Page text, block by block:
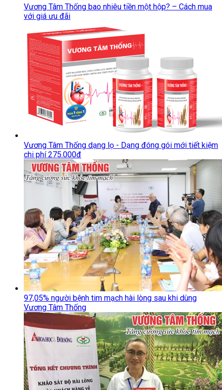
Vương Tâm Thống bao nhiêu tiền một hộp? – Cách mua
với giá ưu đãi
Vương Tâm Thống dạng lọ - Dạng đóng gói mới tiết kiệm
chi phí 275.000đ
97,05% người bệnh tim mạch hài lòng sau khi dùng
Vương Tâm Thống